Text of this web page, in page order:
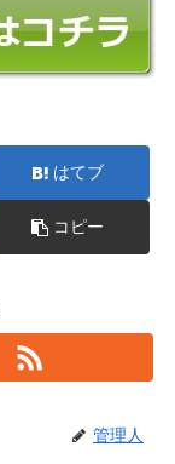
はてブ
コピー
管理人